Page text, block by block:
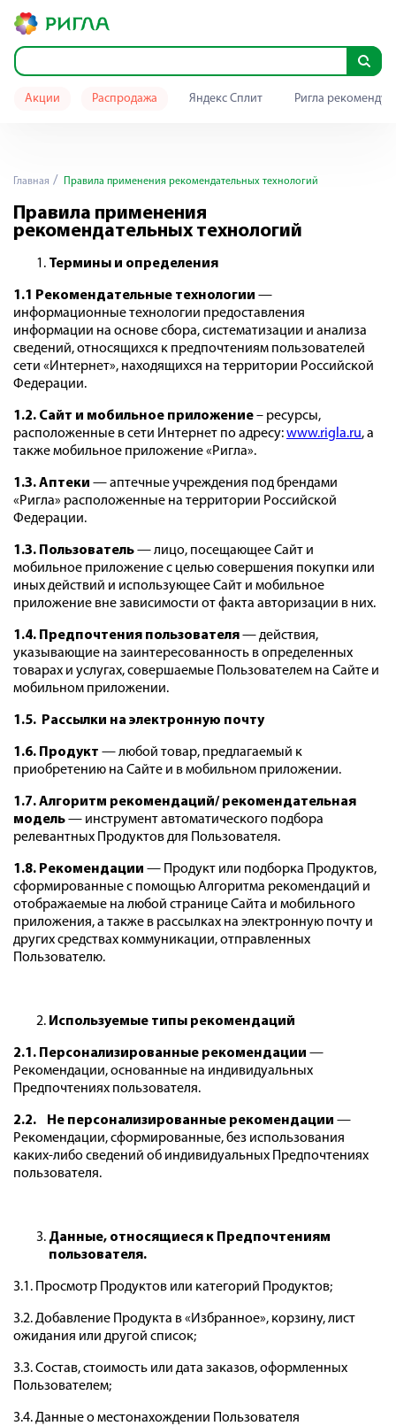
Акции Распродажа Яндекс Сплит Ригла
Главная Правила применения рекомендательных технологий
Правила применения
рекомендательных технологий
Термины и определения
1.1 Рекомендательные технологии —
информационные технологии предоставления
информации на основе сбора, систематизации и анализа
сведений, относящихся к предпочтениям пользователей
сети «Интернет», находящихся на территории Российской
Федерации.
1.2. Сайт и мобильное приложение– ресурсы,
расположенные в сети Интернет по адресу:www.rigla.ru,а
также мобильное приложение «Ригла».
1.3. Аптеки — аптечные учреждения под брендами
«Ригла» расположенные на территории Российской
Федерации.
1.3. Пользователь— лицо, посещающее Сайт и
мобильное приложение с целью совершения покупки или
иных действий и использующее Сайт и мобильное
приложение вне зависимости от факта авторизации в них.
1.4. Предпочтения пользователя— действия,
указывающие на заинтересованность в определенных
товарах и услугах,совершаемые Пользователем на Сайте и
мобильном приложении.
1.5. Рассылки на электронную почту
1.6. Продукт — любой товар, предлагаемый к
приобретению на Сайте и в мобильном приложении.
1.7. Алгоритм рекомендаций/ рекомендательная
модель— инструмент автоматического подбора
релевантных Продуктов для Пользователя.
1.8. Рекомендации — Продукт или подборка Продуктов,
сформированные с помощью Алгоритма рекомендаций и
отображаемые на любой странице Сайта и мобильного
приложения, а также в рассылках на электронную почту и
других средствах коммуникации, отправленных
Пользователю.
Используемые типы рекомендаций
2.1. Персонализированные рекомендации —
Рекомендации, основанные на индивидуальных
Предпочтениях пользователя.
2.2. Не персонализированные рекомендации —
Рекомендации, сформированные, без использования
каких-либо сведений об индивидуальных Предпочтениях
пользователя.
Данные, относящиеся к Предпочтениям
пользователя.
3.1. Просмотр Продуктов или категорий Продуктов;
3.2. Добавление Продукта в «Избранное», корзину, лист
ожидания или другой список;
3.3. Состав, стоимость или дата заказов, оформленных
Пользователем;
3.4. Данные о местонахождении Пользователя